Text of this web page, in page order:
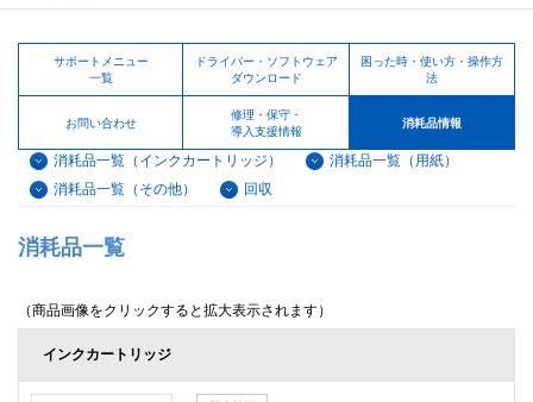
サポートメニュー
一覧
ドライバー・ソフトウェア
ダウンロード
困った時・使い方・操作方
法
お問い合わせ
修理・保守・
導入支援情報
消耗品情報
消耗品一覧（インクカートリッジ）
消耗品一覧（用紙）
消耗品一覧（その他）
回収
消耗品一覧
（商品画像をクリックすると拡大表示されます）
インクカートリッジ